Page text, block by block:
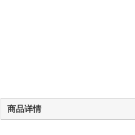
商品详情